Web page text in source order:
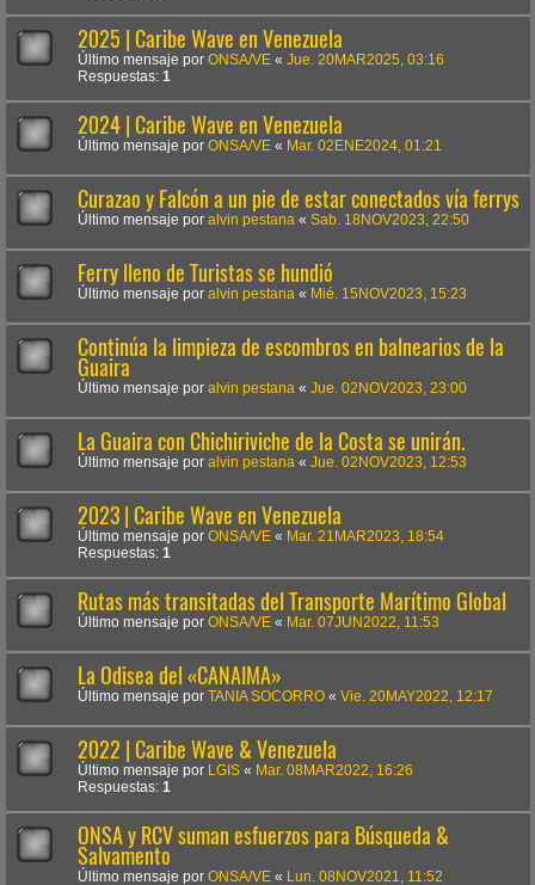
2025 | Caribe Wave en Venezuela
Último mensaje por ONSA/VE « Jue. 20MAR2025, 03:16
Respuestas: 1
2024 | Caribe Wave en Venezuela
Último mensaje por ONSA/VE « Mar. 02ENE2024, 01:21
Curazao y Falcón a un pie de estar conectados vía ferrys
Último mensaje por alvin pestana « Sab. 18NOV2023, 22:50
Ferry lleno de Turistas se hundió
Último mensaje por alvin pestana « Mié. 15NOV2023, 15:23
Continúa la limpieza de escombros en balnearios de la
Guaira
Último mensaje por alvin pestana « Jue. 02NOV2023, 23:00
La Guaira con Chichiriviche de la Costa se unirán.
Último mensaje por alvin pestana « Jue. 02NOV2023, 12:53
2023 | Caribe Wave en Venezuela
Último mensaje por ONSA/VE « Mar. 21MAR2023, 18:54
Respuestas: 1
Rutas más transitadas del Transporte Marítimo Global
Último mensaje por ONSA/VE « Mar. 07JUN2022, 11:53
La Odisea del «CANAIMA»
Último mensaje por TANIA SOCORRO « Vie. 20MAY2022, 12:17
2022 | Caribe Wave & Venezuela
Último mensaje por LGIS « Mar. 08MAR2022, 16:26
Respuestas: 1
ONSA y RCV suman esfuerzos para Búsqueda &
Salvamento
Último mensaje por ONSA/VE « Lun. 08NOV2021, 11:52